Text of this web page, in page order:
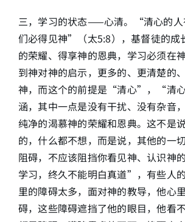
三，学习的状态——心清。“清心的人
们必得见神”（太5:8），基督徒的成
的荣耀、得享神的恩典，学习必须在
到神对神的启示，更多的、更清楚的
神，而这个的前提是“清心”，“清
涵，其中一点是没有干扰、没有杂音
纯净的渴慕神的荣耀和恩典。这不是
的，什么都不想，而是说，其他的一
阻碍，不应该阻挡你看见神、认识神
学习，终久不能明白真道”，有些人
里的障碍太多，面对神的教导，他心
碍，这些障碍遮挡了他的眼目，他看